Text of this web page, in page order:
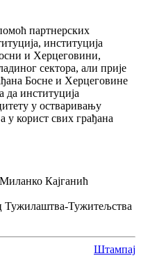
партнерских
институција
и Херцеговини,
сектора, али прије
Босне и Херцеговине
институција
у остваривању
у корист свих грађана
Тужитељства
Штампај